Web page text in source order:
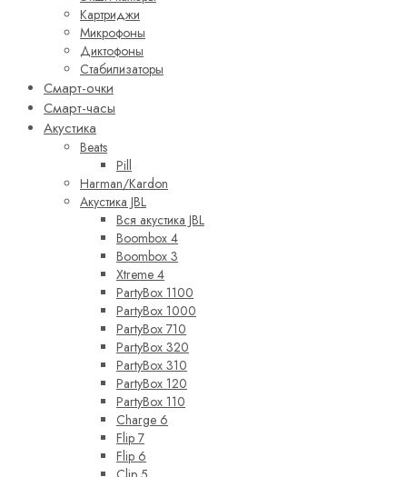
Картриджи
Микрофоны
Диктофоны
Стабилизаторы
Смарт-очки
Смарт-часы
Акустика
Beats
Pill
Harman/Kardon
Акустика JBL
Вся акустика JBL
Boombox 4
Boombox 3
Xtreme 4
PartyBox 1100
PartyBox 1000
PartyBox 710
PartyBox 320
PartyBox 310
PartyBox 120
PartyBox 110
Charge 6
Flip 7
Flip 6